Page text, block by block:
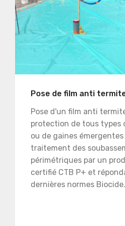
Pose de film anti
Pose d'un film anti
protection de tous types
ou de gaines
traitement des
périmétriques par un
certifié CTB P+ et
dernières normes Biocide.